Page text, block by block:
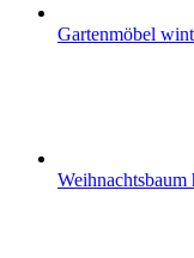
Gartenmöbel